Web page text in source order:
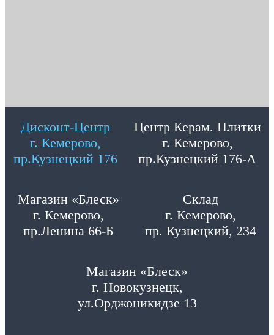
Дисконт-Центр
г. Кемерово,
пр.Кузнецкий 176
Центр Керам. Плитки
г. Кемерово,
пр.Кузнецкий 176-А
Магазин «Блеск»
г. Кемерово,
пр.Ленина 66-Б
Склад
г. Кемерово,
пр. Кузнецкий, 234
Магазин «Блеск»
г. Новокузнецк,
ул.Орджоникидзе 13